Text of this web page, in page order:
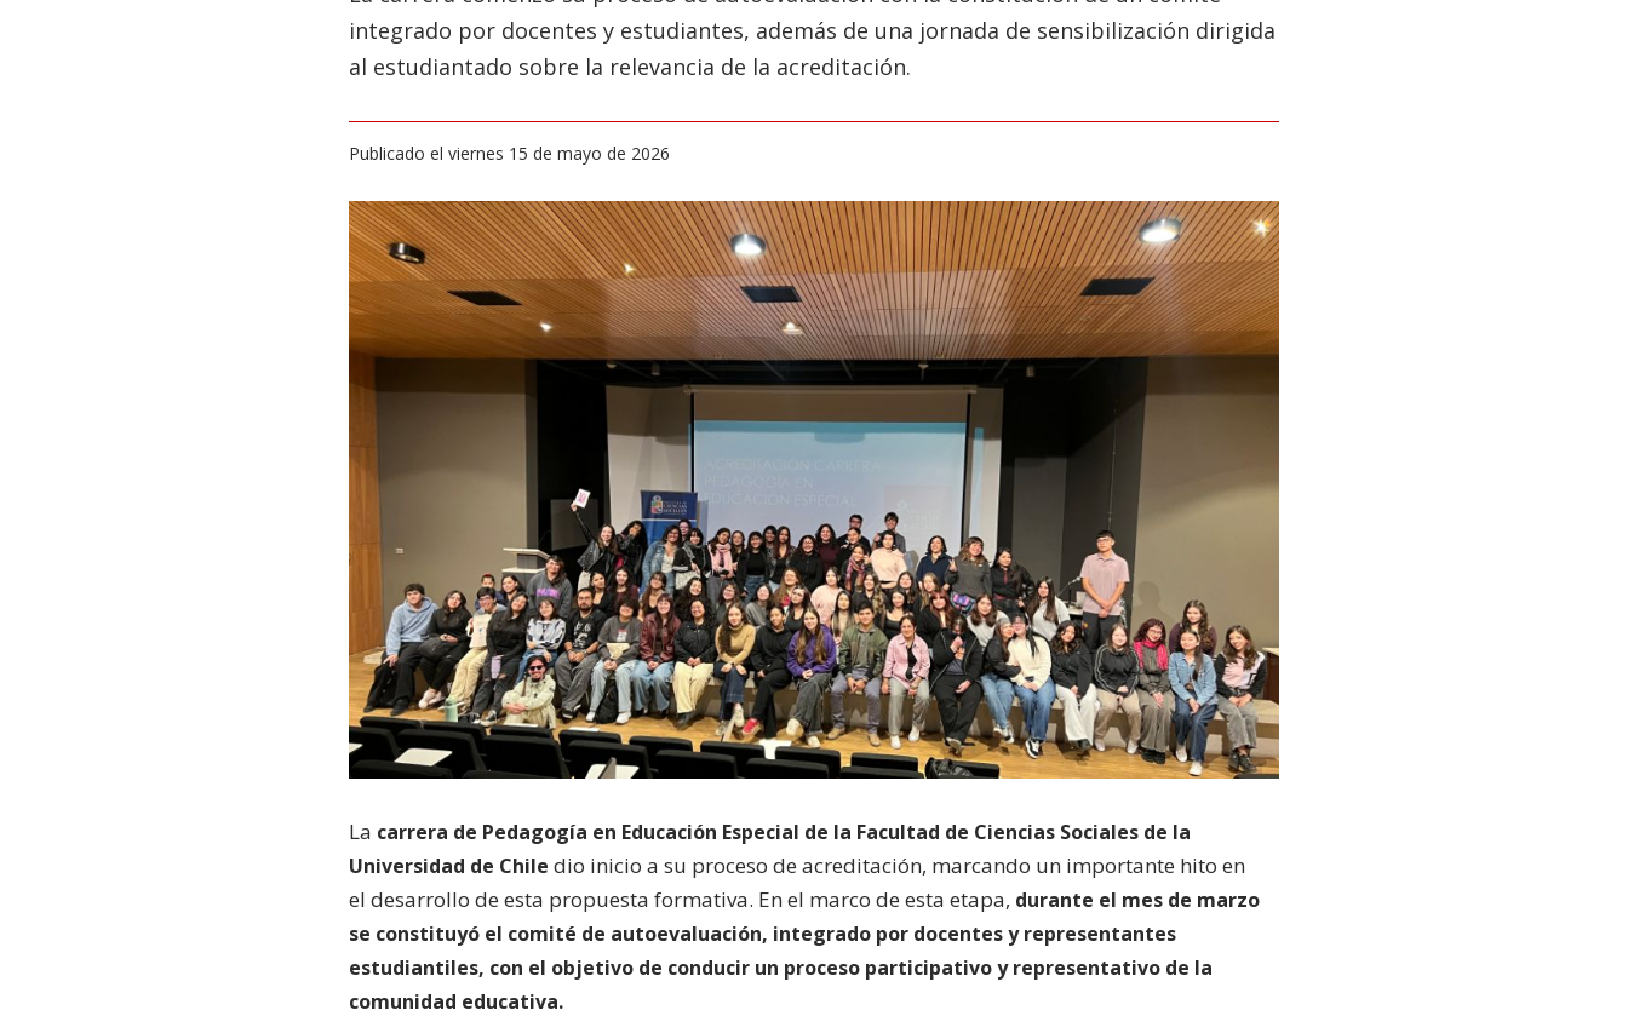
integrado por docentes y estudiantes, además de una jornada de sensibilización dirigida
al estudiantado sobre la relevancia de la acreditación.
Publicado el viernes 15 de mayo de 2026
La carrera de Pedagogía en Educación Especial de la Facultad de Ciencias Sociales de la
Universidad de Chile dio inicio a su proceso de acreditación, marcando un importante hito en
el desarrollo de esta propuesta formativa. En el marco de esta etapa, durante el mes de marzo
se constituyó el comité de autoevaluación, integrado por docentes y representantes
estudiantiles, con el objetivo de conducir un proceso participativo y representativo de la
comunidad educativa.